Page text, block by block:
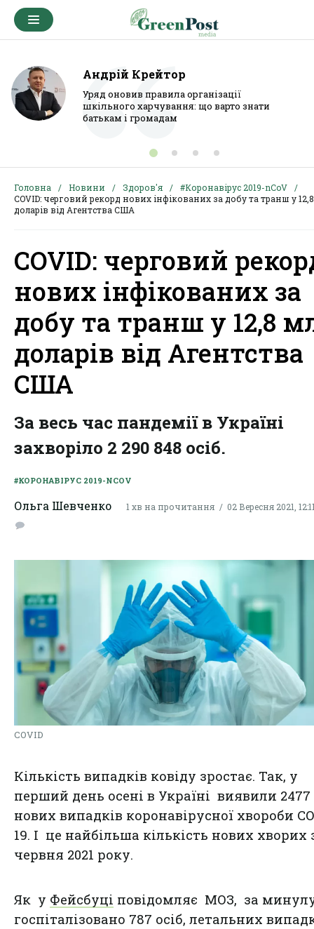
Андрій Крейтор
Уряд оновив правила організації
шкільного харчування: що варто знати
батькам і громадам
Головна Новини Здоров'я
#Коронавірус 2019-nCoV
COVID: черговий рекорд нових інфікованих за добу та транш у
доларів від Агентства США
COVID: черговий
нових інфікованих за
добу та транш у 12,8
доларів від Агентства
США
За весь час пандемії в Україні
захворіло 2 290 848 осіб.
#КОРОНАВІРУС 2019-NCOV
Ольга Шевченко 1 хв на прочитання 02 Вересня 2021,
COVID
Кількість випадків ковіду зростає. Так, у
перший день осені в Україні виявили 2477
нових випадків коронавірусної хвороби
19. І це найбільша кількість нових хворих
червня 2021 року.
Як у Фейсбуці повідомляє МОЗ, за
госпіталізовано 787 осіб, летальних